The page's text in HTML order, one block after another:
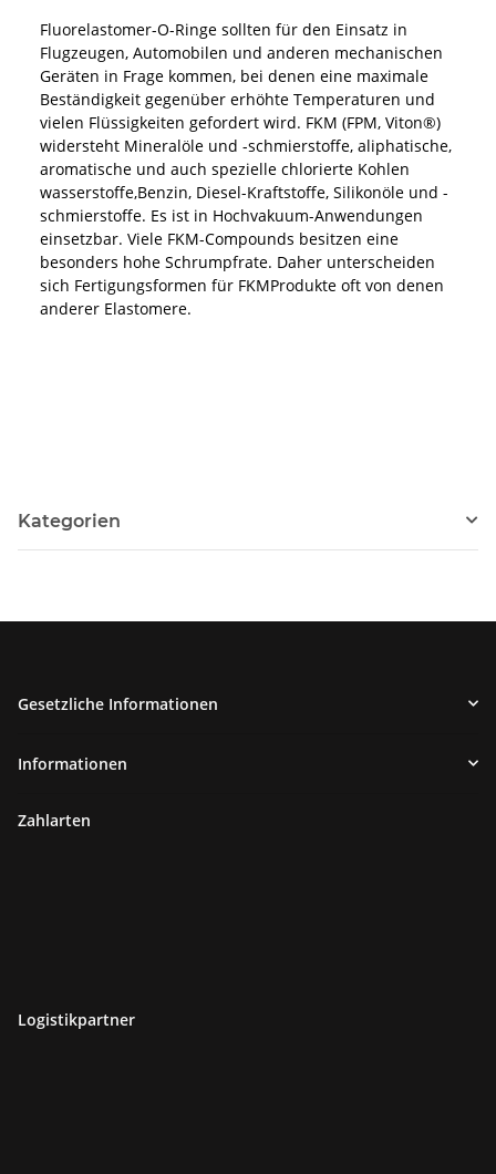
Fluorelastomer-O-Ringe sollten für den Einsatz in
Flugzeugen, Automobilen und anderen mechanischen
Geräten in Frage kommen, bei denen eine maximale
Beständigkeit gegenüber erhöhte Temperaturen und
vielen Flüssigkeiten gefordert wird. FKM (FPM, Viton®)
widersteht Mineralöle und -schmierstoffe, aliphatische,
aromatische und auch spezielle chlorierte Kohlen
wasserstoffe,Benzin, Diesel-Kraftstoffe, Silikonöle und -
schmierstoffe. Es ist in Hochvakuum-Anwendungen
einsetzbar. Viele FKM-Compounds besitzen eine
besonders hohe Schrumpfrate. Daher unterscheiden
sich Fertigungsformen für FKMProdukte oft von denen
anderer Elastomere.
Kategorien
Gesetzliche Informationen
Informationen
Zahlarten
Logistikpartner